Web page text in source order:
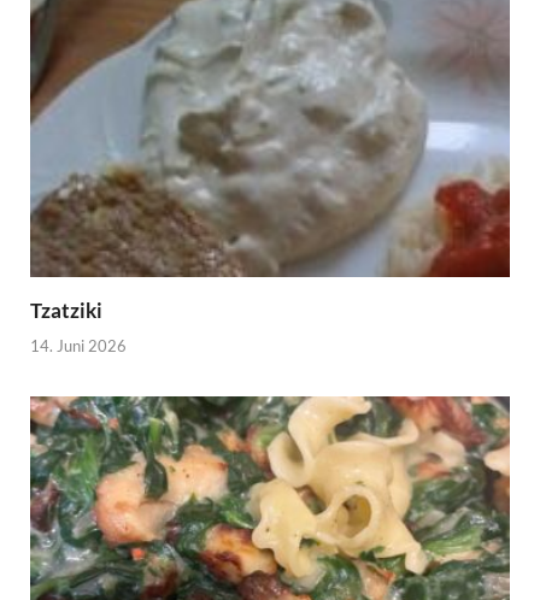
Tzatziki
14. Juni 2026